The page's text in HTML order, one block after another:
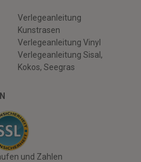
Verlegeanleitung
Kunstrasen
Verlegeanleitung Vinyl
Verlegeanleitung Sisal,
Kokos, Seegras
und Zahlen